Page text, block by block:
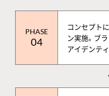
PHASE
04
コンセプト
ン実施。ブ
アイデンテ